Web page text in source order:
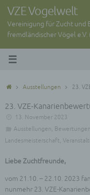
Inhalt
springen
VZE Vogelwelt
Vereinigung für Zucht und
fremdländischer Vögel e.V.
StartAusstellungen 23.
23. VZE-
13. November 2023
Ausstellungen, Bewertungen
Landesmeisterschaft,
Liebe Zuchtfreunde,
vom 21.10. – 22.10. 2023
nunmehr 23. VZE-